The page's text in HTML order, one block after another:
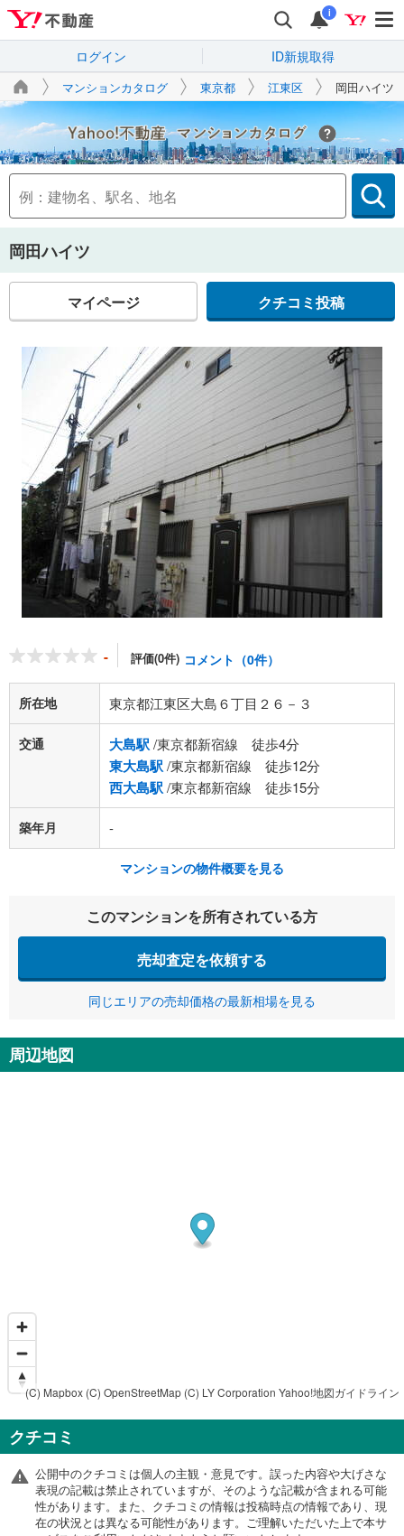
i
ログイン ID新規取得
マンションカタログ 東京都 江東区 岡田ハイツ
Yahoo!不動産
岡田ハイツ
マイページ クチコミ投稿
- 評価(0件) コメント（0件）
所在地 東京都江東区大島６丁目２６－３
交通 大島駅/東京都新宿線 徒歩4分
東大島駅/東京都新宿線 徒歩12分
西大島駅/東京都新宿線 徒歩15分
築年月 -
マンションの物件概要を見る
このマンションを所有されている方
売却査定を依頼する
同じエリアの売却価格の最新相場を見る
周辺地図
(C) Mapbox (C) OpenStreetMap (C) LY Corporation Yahoo!地図ガイドライン
クチコミ
公開中のクチコミは個人の主観・意見です。誤った内容や大げさな
表現の記載は禁止されていますが、そのような記載が含まれる可能
性があります。また、クチコミの情報は投稿時点の情報であり、現
在の状況とは異なる可能性があります。ご理解いただいた上で本サ